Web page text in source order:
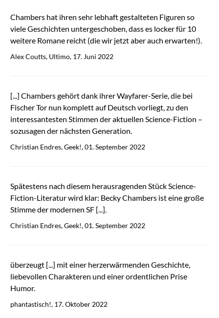
Chambers hat ihren sehr lebhaft gestalteten Figuren so
viele Geschichten untergeschoben, dass es locker für 10
weitere Romane reicht (die wir jetzt aber auch erwarten!).
Alex Coutts, Ultimo, 17. Juni 2022
[...] Chambers gehört dank ihrer Wayfarer-Serie, die bei
Fischer Tor nun komplett auf Deutsch vorliegt, zu den
interessantesten Stimmen der aktuellen Science-Fiction –
sozusagen der nächsten Generation.
Christian Endres, Geek!, 01. September 2022
Spätestens nach diesem herausragenden Stück Science-
Fiction-Literatur wird klar: Becky Chambers ist eine große
Stimme der modernen SF [...].
Christian Endres, Geek!, 01. September 2022
überzeugt [...] mit einer herzerwärmenden Geschichte,
liebevollen Charakteren und einer ordentlichen Prise
Humor.
phantastisch!, 17. Oktober 2022